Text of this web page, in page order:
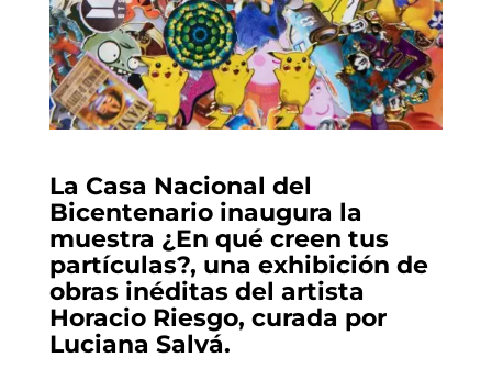
La Casa Nacional del
Bicentenario inaugura la
muestra ¿En qué creen tus
partículas?, una exhibición de
obras inéditas del artista
Horacio Riesgo, curada por
Luciana Salvá.